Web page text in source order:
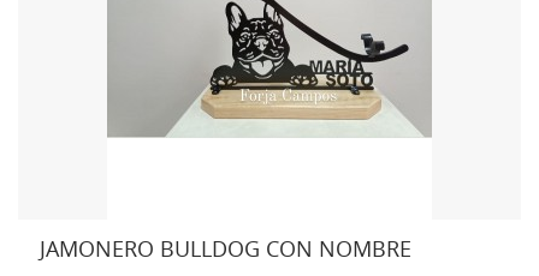
JAMONERO BULLDOG CON NOMBRE